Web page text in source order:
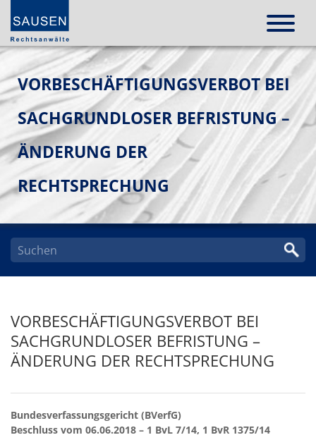
VORBESCHÄFTIGUNGSVERBOT BEI
SACHGRUNDLOSER BEFRISTUNG –
ÄNDERUNG DER
RECHTSPRECHUNG
VORBESCHÄFTIGUNGSVERBOT BEI
SACHGRUNDLOSER BEFRISTUNG –
ÄNDERUNG DER RECHTSPRECHUNG
Bundesverfassungsgericht (BVerfG)
Beschluss vom 06.06.2018 – 1 BvL 7/14, 1 BvR 1375/14